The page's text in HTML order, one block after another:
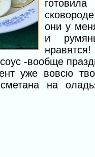
готовила
они у
и
-вообще
уже вовсю
на